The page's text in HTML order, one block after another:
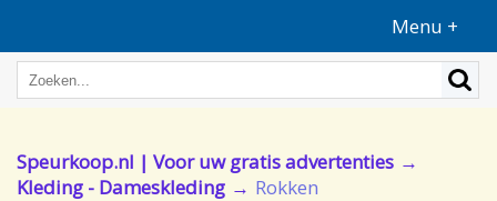
Menu +
Speurkoop.nl | Voor uw gratis advertenties
Kleding - Dameskleding
Rokken